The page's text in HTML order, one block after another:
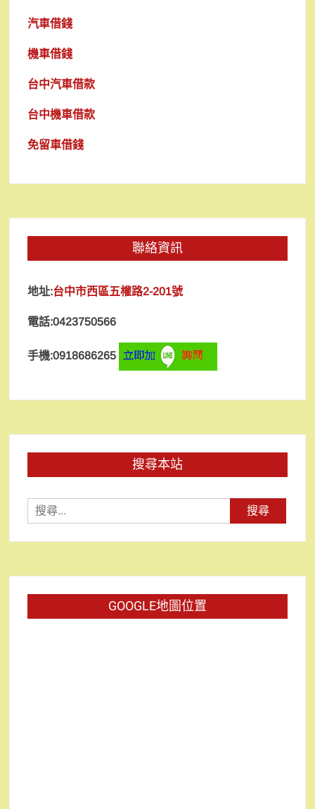
汽車借錢
機車借錢
台中汽車借款
台中機車借款
免留車借錢
聯絡資訊
地址:台中市西區五權路2-201號
電話:0423750566
手機:0918686265
搜尋本站
尋
關
GOOGLE地圖位置